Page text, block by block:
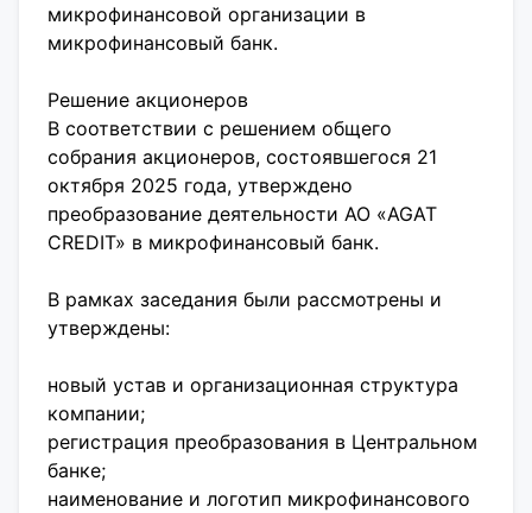
микрофинансовой организации в
микрофинансовый банк.
Решение акционеров
В соответствии с решением общего
собрания акционеров, состоявшегося 21
октября 2025 года, утверждено
преобразование деятельности АО «AGAT
CREDIT» в микрофинансовый банк.
В рамках заседания были рассмотрены и
утверждены:
новый устав и организационная структура
компании;
регистрация преобразования в Центральном
банке;
наименование и логотип микрофинансового